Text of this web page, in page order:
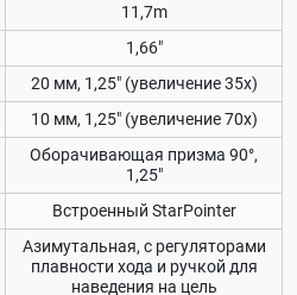
11,7m
1,66"
20 мм, 1,25" (увеличение 35х)
10 мм, 1,25" (увеличение 70х)
Оборачивающая призма 90°,
1,25"
Встроенный StarPointer
Азимутальная, с регуляторами
плавности хода и ручкой для
наведения на цель